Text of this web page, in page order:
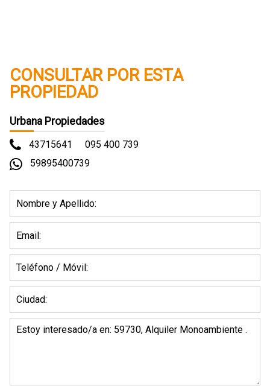
CONSULTAR POR ESTA
PROPIEDAD
Urbana Propiedades
43715641
095 400 739
59895400739